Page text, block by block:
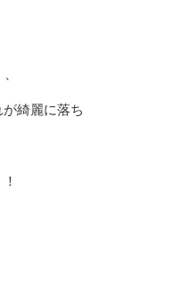
綺麗に落ち